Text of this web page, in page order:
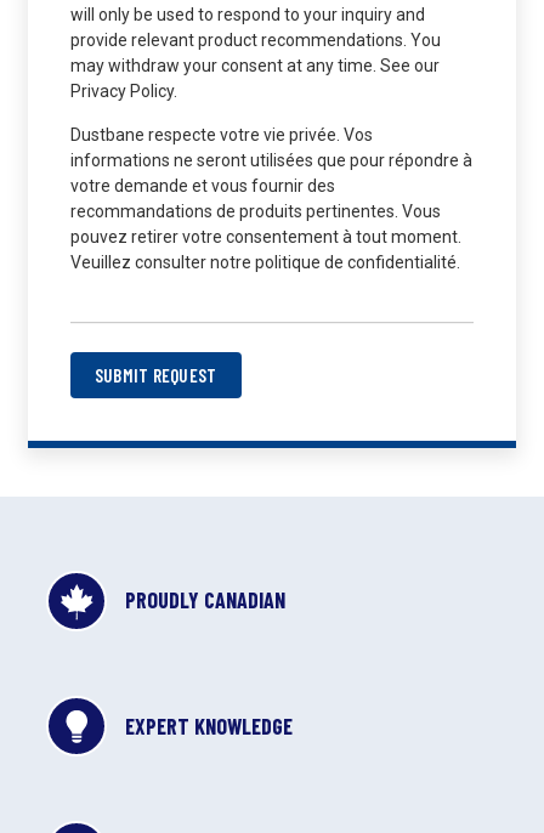
will only be used to respond to your inquiry and
provide relevant product recommendations. You
may withdraw your consent at any time. See our
Privacy Policy.
Dustbane respecte votre vie privée. Vos
informations ne seront utilisées que pour répondre à
votre demande et vous fournir des
recommandations de produits pertinentes. Vous
pouvez retirer votre consentement à tout moment.
Veuillez consulter notre politique de confidentialité.
SUBMIT REQUEST
PROUDLY CANADIAN
EXPERT KNOWLEDGE